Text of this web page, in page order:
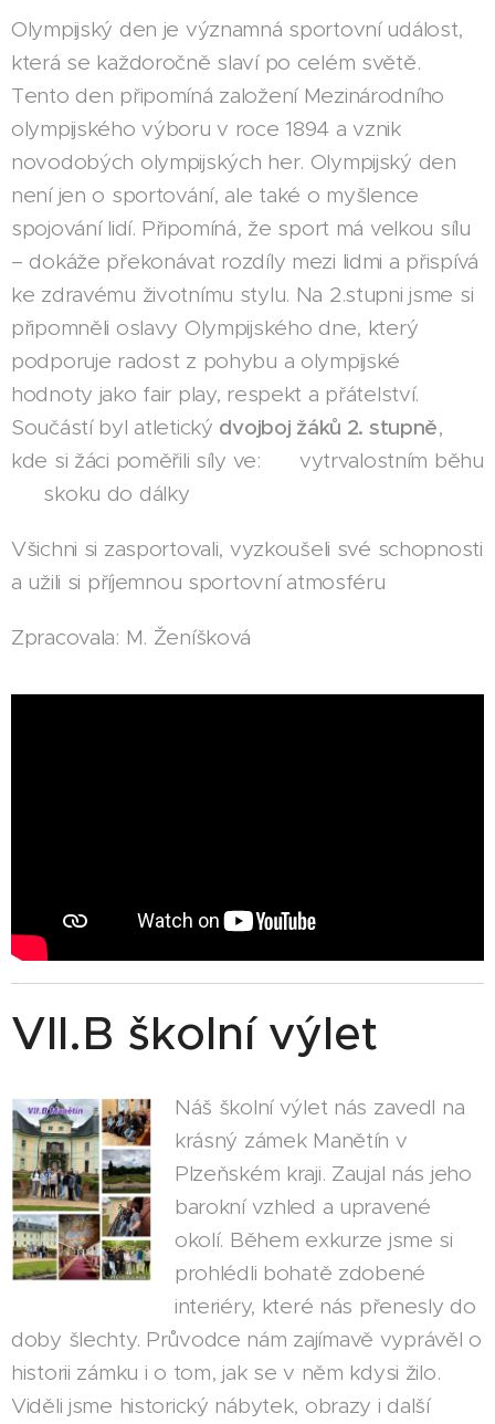
Olympijský den je významná sportovní událost,
která se každoročně slaví po celém světě.
Tento den připomíná založení Mezinárodního
olympijského výboru v roce 1894 a vznik
novodobých olympijských her. Olympijský den
není jen o sportování, ale také o myšlence
spojování lidí. Připomíná, že sport má velkou sílu
– dokáže překonávat rozdíly mezi lidmi a přispívá
ke zdravému životnímu stylu. Na 2.stupni jsme si
připomněli oslavy Olympijského dne, který
podporuje radost z pohybu a olympijské
hodnoty jako fair play, respekt a přátelství.
Součástí byl atletický dvojboj žáků 2. stupně,
kde si žáci poměřili síly ve: 👉 vytrvalostním běhu
👉 skoku do dálky
Všichni si zasportovali, vyzkoušeli své schopnosti
a užili si příjemnou sportovní atmosféru 💙
Zpracovala: M. Ženíšková
VII.B školní výlet
Náš školní výlet nás zavedl na
krásný zámek Manětín v
Plzeňském kraji. Zaujal nás jeho
barokní vzhled a upravené
okolí. Během exkurze jsme si
prohlédli bohatě zdobené
interiéry, které nás přenesly do
doby šlechty. Průvodce nám zajímavě vyprávěl o
historii zámku i o tom, jak se v něm kdysi žilo.
Viděli jsme historický nábytek, obrazy i další